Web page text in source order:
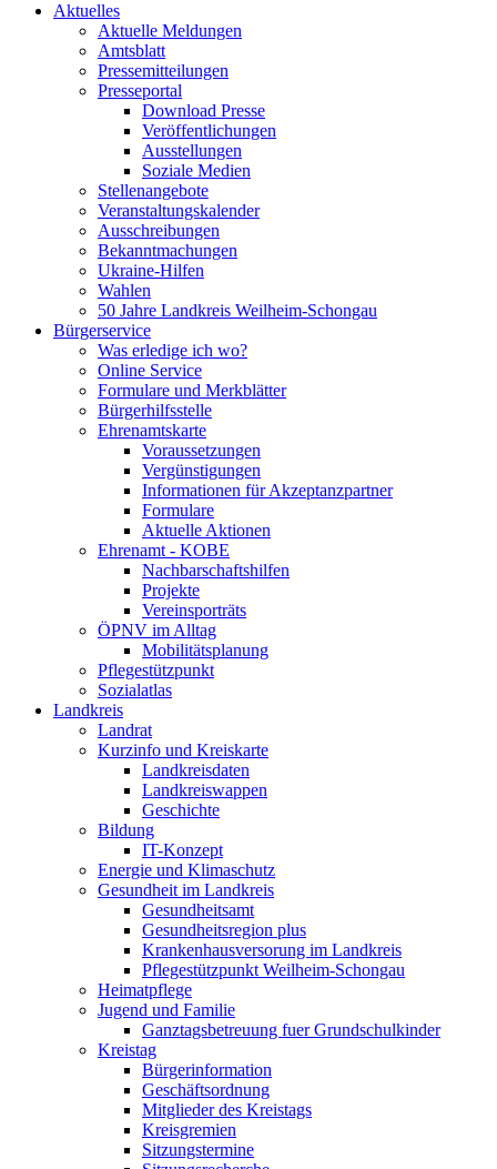
Aktuelles
Aktuelle Meldungen
Amtsblatt
Pressemitteilungen
Presseportal
Download Presse
Veröffentlichungen
Ausstellungen
Soziale Medien
Stellenangebote
Veranstaltungskalender
Ausschreibungen
Bekanntmachungen
Ukraine-Hilfen
Wahlen
50 Jahre Landkreis Weilheim-Schongau
Bürgerservice
Was erledige ich wo?
Online Service
Formulare und Merkblätter
Bürgerhilfsstelle
Ehrenamtskarte
Voraussetzungen
Vergünstigungen
Informationen für Akzeptanzpartner
Formulare
Aktuelle Aktionen
Ehrenamt - KOBE
Nachbarschaftshilfen
Projekte
Vereinsporträts
ÖPNV im Alltag
Mobilitätsplanung
Pflegestützpunkt
Sozialatlas
Landkreis
Landrat
Kurzinfo und Kreiskarte
Landkreisdaten
Landkreiswappen
Geschichte
Bildung
IT-Konzept
Energie und Klimaschutz
Gesundheit im Landkreis
Gesundheitsamt
Gesundheitsregion plus
Krankenhausversorung im Landkreis
Pflegestützpunkt Weilheim-Schongau
Heimatpflege
Jugend und Familie
Ganztagsbetreuung fuer Grundschulkinder
Kreistag
Bürgerinformation
Geschäftsordnung
Mitglieder des Kreistags
Kreisgremien
Sitzungstermine